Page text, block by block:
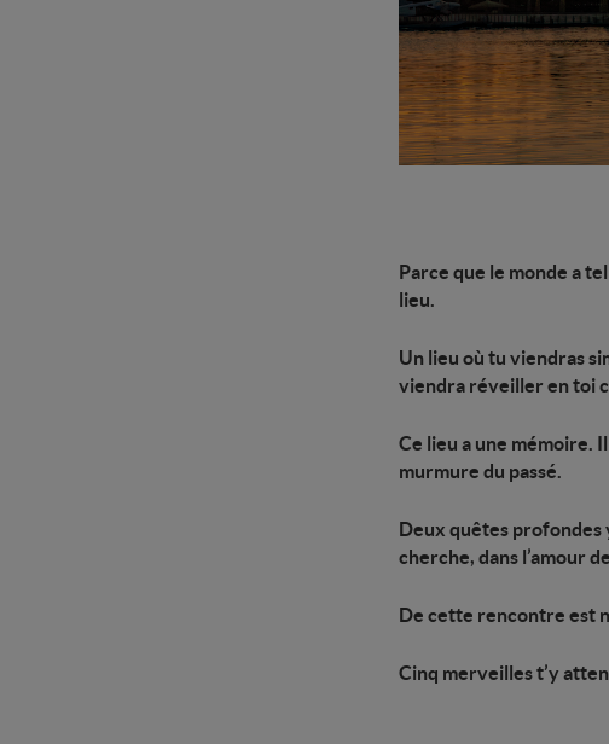
Parce que le monde a
lieu.
Un lieu où tu viendras
viendra réveiller en toi
Ce lieu a une mémoire.
murmure du passé.
Deux quêtes profondes
cherche, dans l’amour
De cette rencontre est
Cinq merveilles t’y